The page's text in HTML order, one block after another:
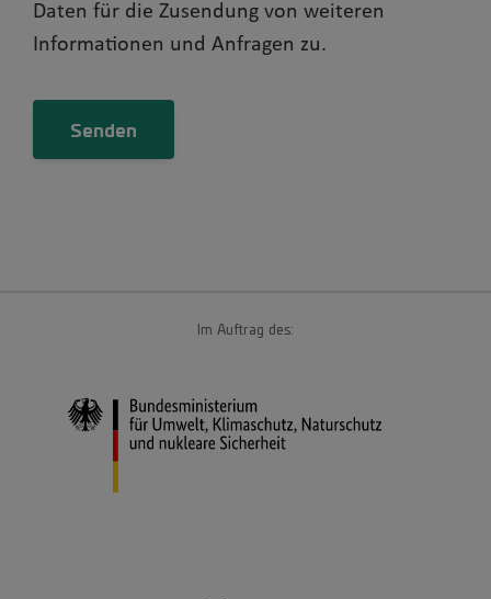
Daten für die Zusendung von weiteren
Informationen und Anfragen zu.
Im Auftrag des: